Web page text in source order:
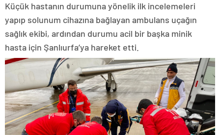
Küçük hastanın durumuna yönelik ilk incelemeleri
yapıp solunum cihazına bağlayan ambulans uçağın
sağlık ekibi, ardından durumu acil bir başka minik
hasta için Şanlıurfa’ya hareket etti.